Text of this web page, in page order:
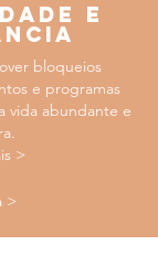
E
bloqueios
e programas
vida abundante e
>
>